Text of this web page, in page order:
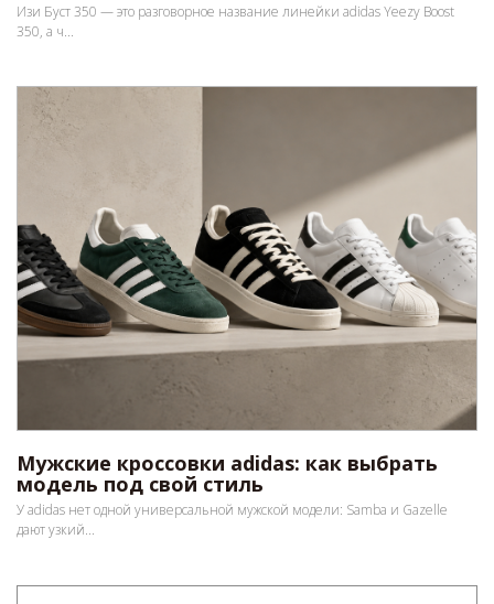
Изи Буст 350 — это разговорное название линейки adidas Yeezy Boost
350, а ч...
Мужские кроссовки adidas: как выбрать
модель под свой стиль
У adidas нет одной универсальной мужской модели: Samba и Gazelle
дают узкий...